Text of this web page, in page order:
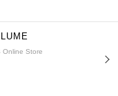
Online Store